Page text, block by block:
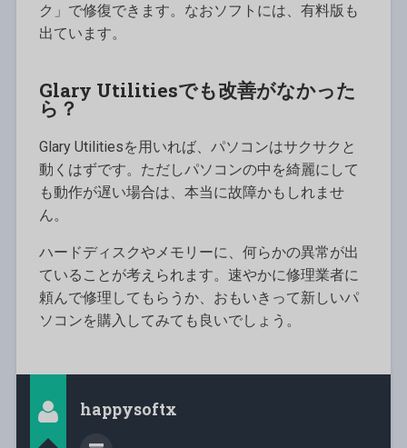
ク」で修復できます。なおソフトには、有料版も
出ています。
Glary Utilitiesでも改善がなかった
ら？
Glary Utilitiesを用いれば、パソコンはサクサクと
動くはずです。ただしパソコンの中を綺麗にして
も動作が遅い場合は、本当に故障かもしれませ
ん。
ハードディスクやメモリーに、何らかの異常が出
ていることが考えられます。速やかに修理業者に
頼んで修理してもらうか、おもいきって新しいパ
ソコンを購入してみても良いでしょう。
happysoftx